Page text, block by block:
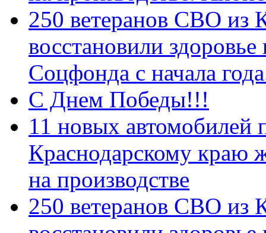
250 ветеранов СВО из
восстановили
Соцфонда с начала
С Днем Победы!!!
11 новых автомобилей
Краснодарскому краю
на производстве
250 ветеранов СВО из